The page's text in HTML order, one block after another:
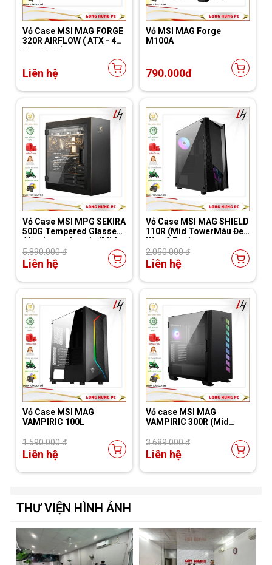
Vỏ Case MSI MAG FORGE
320R AIRFLOW ( ATX - 4
Fan ARGB)
Liên hệ
Vỏ MSI MAG Forge
M100A
790.000đ
Vỏ Case MSI MPG SEKIRA
500G Tempered Glasses
Aluminum chassis (Mid
TowerMàu Đen)
5.890.000 đ
Liên hệ
Vỏ Case MSI MAG SHIELD
110R (Mid TowerMàu Đen
Kèm 2 Fan )
2.050.000 đ
Liên hệ
Vỏ Case MSI MAG
VAMPIRIC 100L
1.590.000 đ
Liên hệ
Vỏ case MSI MAG
VAMPIRIC 300R (Mid
TowerMàu Đen)
3.689.000 đ
Liên hệ
THƯ VIỆN HÌNH ẢNH